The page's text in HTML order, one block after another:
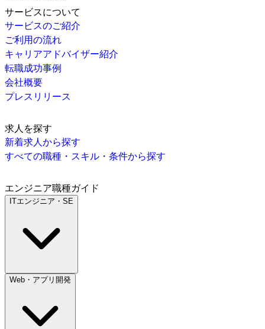
サービスについて
サービスのご紹介
ご利用の流れ
キャリアアドバイザー紹介
転職成功事例
会社概要
プレスリリース
求人を探す
新着求人から探す
すべての職種・スキル・条件から探す
エンジニア職種ガイド
ITエンジニア・SE
Web・アプリ開発